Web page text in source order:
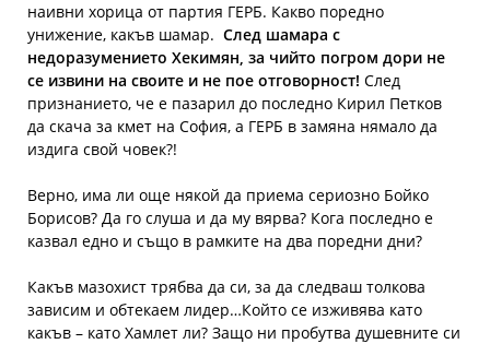
наивни хорица от партия ГЕРБ. Какво поредно
унижение, какъв шамар. След шамара с
недоразумението Хекимян, за чийто погром дори не
се извини на своите и не пое отговорност! След
признанието, че е пазарил до последно Кирил Петков
да скача за кмет на София, а ГЕРБ в замяна нямало да
издига свой човек?!
Верно, има ли още някой да приема сериозно Бойко
Борисов? Да го слуша и да му вярва? Кога последно е
казвал едно и също в рамките на два поредни дни?
Какъв мазохист трябва да си, за да следваш толкова
зависим и обтекаем лидер…Който се изживява като
какъв – като Хамлет ли? Защо ни пробутва душевните си